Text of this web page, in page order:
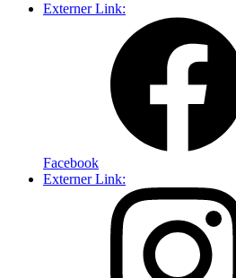
Externer Link:
Facebook
Externer Link: